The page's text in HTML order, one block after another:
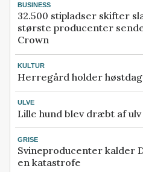
BUSINESS
32.500 stipladser skifter
største producenter
Crown
KULTUR
Herregård holder høstdag
ULVE
Lille hund blev dræbt af
GRISE
Svineproducenter kalder
en katastrofe